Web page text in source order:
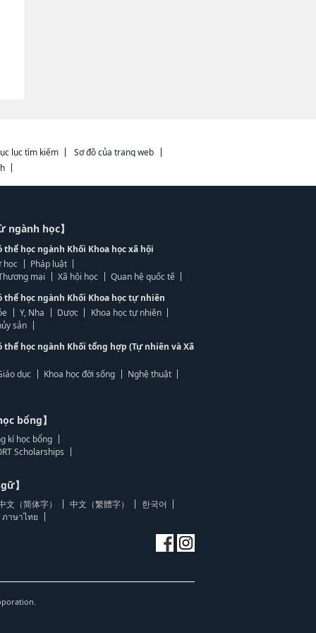
lục tìm kiếm
Sơ đồ của trang web
học】
học ngành Khối Khoa học xã hội
học
Pháp luật
mại
Xã hội học
Quan hệ quốc tế
thể học ngành Khối Khoa học tự nhiên
Y, Nha Dược
Khoa học tự nhiên
sản
thể học ngành Khối tổng hợp (Tự nhiên và Xã
dục Khoa học đời sống Nghệ thuật
bổng】
kí học bổng
Scholarships
】
文（简体字） 中文（繁體字）
한국어
ภาษาไทย